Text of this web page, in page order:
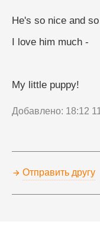
He's so nice and
I love him much -
My little puppy!
Добавлено: 18:12
Отправить другу